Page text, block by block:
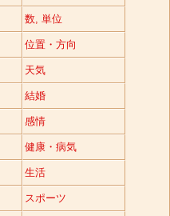
数, 単位
位置・方向
天気
結婚
感情
健康・病気
生活
スポーツ